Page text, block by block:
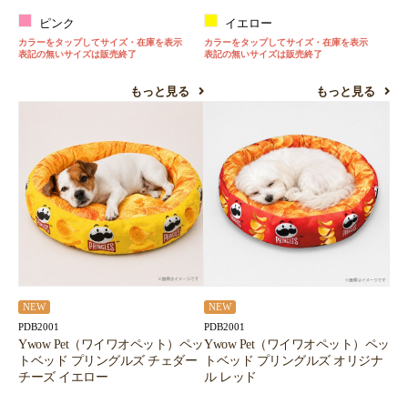
ピンク
カラーをタップしてサイズ・在庫を表示
表記の無いサイズは販売終了
もっと見る
イエロー
カラーをタップしてサイズ・在庫を表示
表記の無いサイズは販売終了
もっと見る
NEW
PDB2001
Ywow Pet（ワイワオペット）ペッ
トベッド プリングルズ チェダー
チーズ イエロー
NEW
PDB2001
Ywow Pet（ワイワオペット）ペッ
トベッド プリングルズ オリジナ
ル レッド